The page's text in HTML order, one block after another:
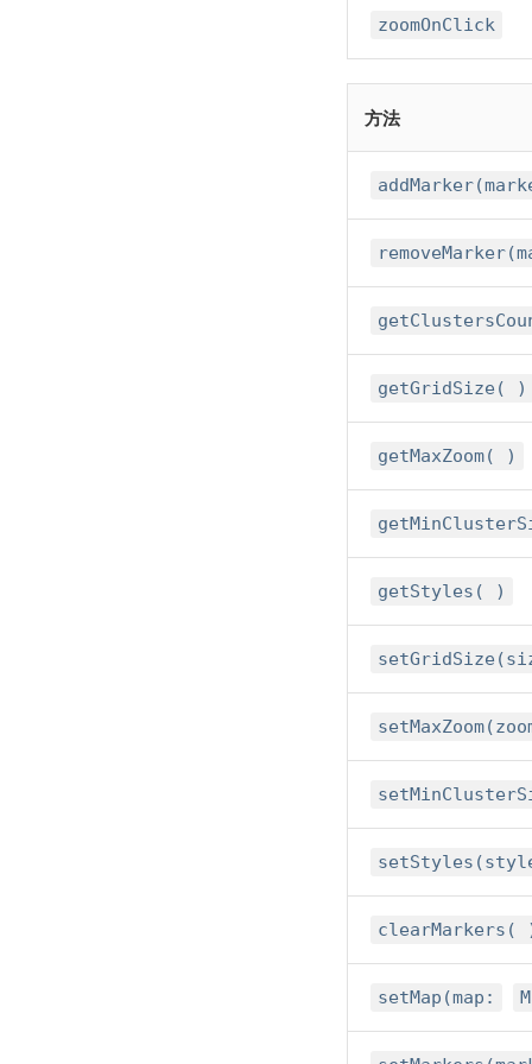
zoomOnClick
方法
getGridSize( )
getMaxZoom( )
getStyles( )
clearMarkers(
setMap(map: